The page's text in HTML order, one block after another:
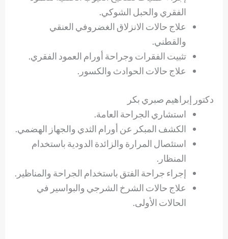
الفقري والحبل الشوكي.
علاج حالات الانزلاق الغضروفي العنقي
والقطني.
تثبيت الفقرات وجراحة أورام العمود الفقري.
علاج حالات الحوادث والكسور.
دكتور إبراهيم صبري بكر
استشاري الجراحة العامة.
الكشف المبكر عن أورام الثدي والجهاز الهضمي.
استئصال المرارة والزائدة الدودية باستخدام
المنظار.
إجراء جراحة الفتق باستخدام الجراحة والمناظير.
علاج حالات الشرخ الشرجي والبواسير في
الحالات الأولى.